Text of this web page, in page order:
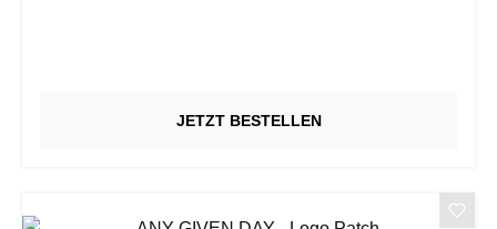
JETZT BESTELLEN